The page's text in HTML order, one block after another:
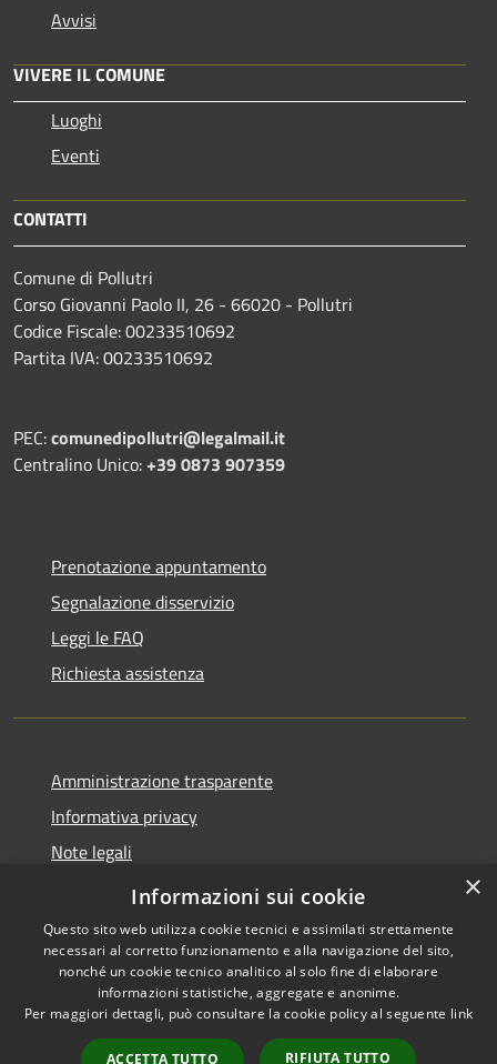
Avvisi
VIVERE IL COMUNE
Luoghi
Eventi
CONTATTI
Comune di Pollutri
Corso Giovanni Paolo II, 26 - 66020 - Pollutri
Codice Fiscale: 00233510692
Partita IVA: 00233510692
PEC:comunedipollutri@legalmail.it
Centralino Unico:+39 0873 907359
Prenotazione appuntamento
Segnalazione disservizio
Leggi le FAQ
Richiesta assistenza
Amministrazione trasparente
Informativa privacy
Note legali
Dichiarazione di accessibilità
Accessibilità
Copyright © 2026 • Comune di
Pollutri • Powered by
Municipium• Accesso
×
Informazioni sui cookie
Questo sito web utilizza cookie tecnici e assimilati strettamente
necessari al corretto funzionamento e alla navigazione del sito,
nonché un cookie tecnico analitico al solo fine di elaborare
informazioni statistiche, aggregate e anonime.
Per maggiori dettagli, può consultare la cookie policy al seguente link
ACCETTA TUTTO RIFIUTA TUTTO